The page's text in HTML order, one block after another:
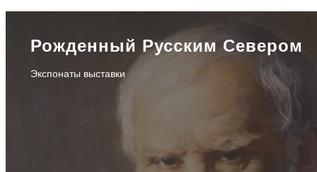
Рожденный Русским Севером
Экспонаты выставки